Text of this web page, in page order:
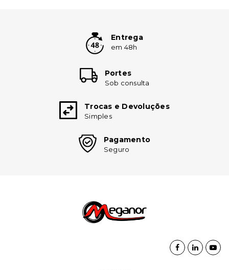
Entrega
em 48h
Portes
Sob consulta
Trocas e Devoluções
Simples
Pagamento
Seguro